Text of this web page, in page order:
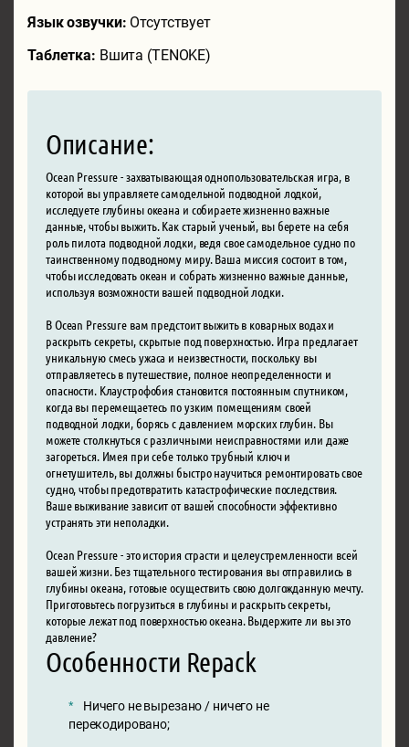
Язык озвучки: Отсутствует
Таблетка: Вшита (TENOKE)
Описание:
Ocean Pressure - захватывающая однопользовательская игра, в
которой вы управляете самодельной подводной лодкой,
исследуете глубины океана и собираете жизненно важные
данные, чтобы выжить. Как старый ученый, вы берете на себя
роль пилота подводной лодки, ведя свое самодельное судно по
таинственному подводному миру. Ваша миссия состоит в том,
чтобы исследовать океан и собрать жизненно важные данные,
используя возможности вашей подводной лодки.
В Ocean Pressure вам предстоит выжить в коварных водах и
раскрыть секреты, скрытые под поверхностью. Игра предлагает
уникальную смесь ужаса и неизвестности, поскольку вы
отправляетесь в путешествие, полное неопределенности и
опасности. Клаустрофобия становится постоянным спутником,
когда вы перемещаетесь по узким помещениям своей
подводной лодки, борясь с давлением морских глубин. Вы
можете столкнуться с различными неисправностями или даже
загореться. Имея при себе только трубный ключ и
огнетушитель, вы должны быстро научиться ремонтировать свое
судно, чтобы предотвратить катастрофические последствия.
Ваше выживание зависит от вашей способности эффективно
устранять эти неполадки.
Ocean Pressure - это история страсти и целеустремленности всей
вашей жизни. Без тщательного тестирования вы отправились в
глубины океана, готовые осуществить свою долгожданную мечту.
Приготовьтесь погрузиться в глубины и раскрыть секреты,
которые лежат под поверхностью океана. Выдержите ли вы это
давление?
Особенности Repack
Ничего не вырезано / ничего не
перекодировано;